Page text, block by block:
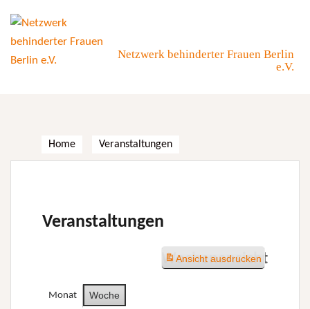
content
Netzwerk behinderter Frauen Berlin
e.V.
Home Veranstaltungen
Veranstaltungen
Wochenansicht
Monat Woche
Ansichtausdrucken